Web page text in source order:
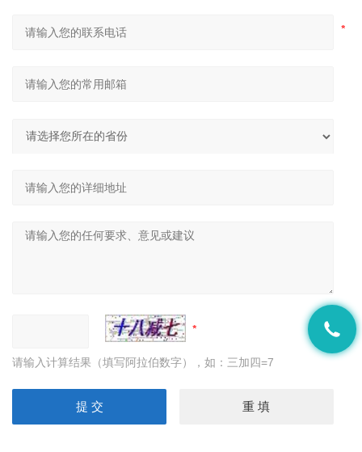
请输入计算结果（填写阿拉伯数字），如：三加四=7